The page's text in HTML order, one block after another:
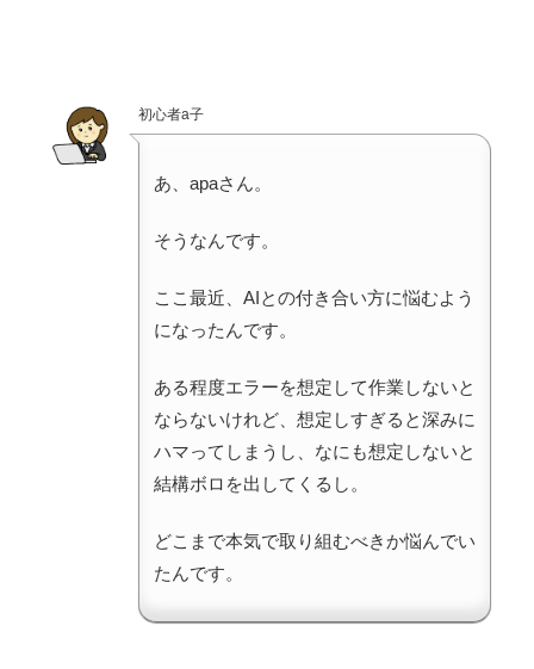
初心者a子
あ、apaさん。
そうなんです。
ここ最近、AIとの付き合い方に悩むよう
になったんです。
ある程度エラーを想定して作業しないと
ならないけれど、想定しすぎると深みに
ハマってしまうし、なにも想定しないと
結構ボロを出してくるし。
どこまで本気で取り組むべきか悩んでい
たんです。